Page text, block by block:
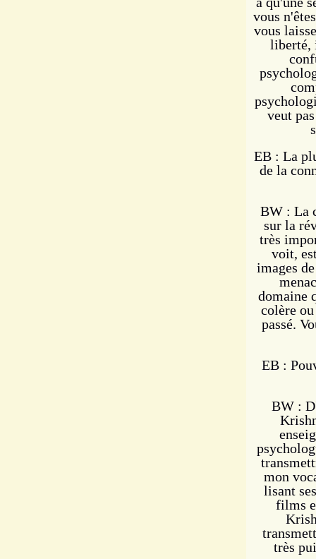
vous
vous
liberté,
veut
EB : La
de la
BW : La
sur la
très
voit,
images
domaine
colère
passé.
EB :
BW :
mon
lisant
films
très